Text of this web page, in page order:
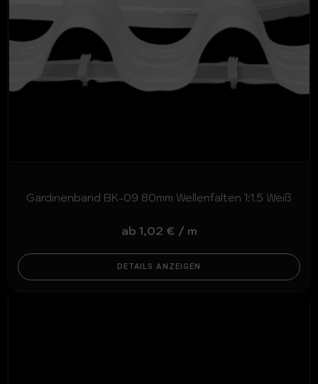
Gardinenband BK-09 80mm Wellenfalten 1:1.5 Weiß
ab 1,02 € / m
DETAILS ANZEIGEN